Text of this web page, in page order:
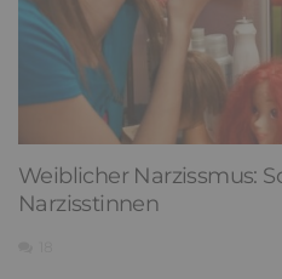
Weiblicher Narzissmus:
Narzisstinnen